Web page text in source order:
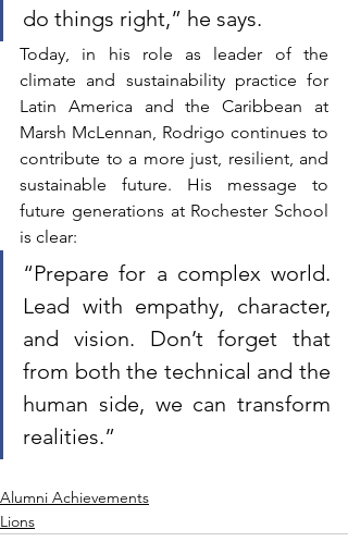
do things right,” he says.
Today, in his role as leader of the
climate and sustainability practice for
Latin America and the Caribbean at
Marsh McLennan, Rodrigo continues to
contribute to a more just, resilient, and
sustainable future. His message to
future generations at Rochester School
is clear:
“Prepare for a complex world.
Lead with empathy, character,
and vision. Don’t forget that
from both the technical and the
human side, we can transform
realities.”
Alumni Achievements
Lions